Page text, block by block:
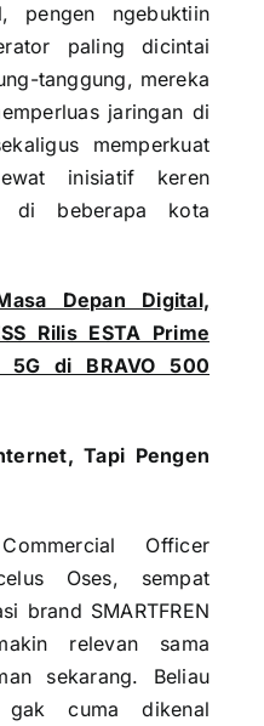
pengen ngebuktiin
paling dicintai
tanggung, mereka
jaringan di
memperkuat
inisiatif keren
di beberapa kota
Depan Digital,
Rilis ESTA Prime
5G di BRAVO 500
Tapi Pengen
Officer
Oses, sempat
brand SMARTFREN
relevan sama
sekarang. Beliau
gak cuma dikenal